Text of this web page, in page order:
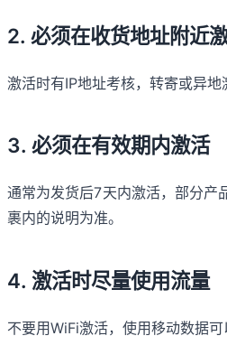
2. 必须在收货地址附近
激活时有IP地址考核，转寄或异地
3. 必须在有效期内激活
通常为发货后7天内激活，部分产
裹内的说明为准。
4. 激活时尽量使用流量
不要用WiFi激活，使用移动数据可